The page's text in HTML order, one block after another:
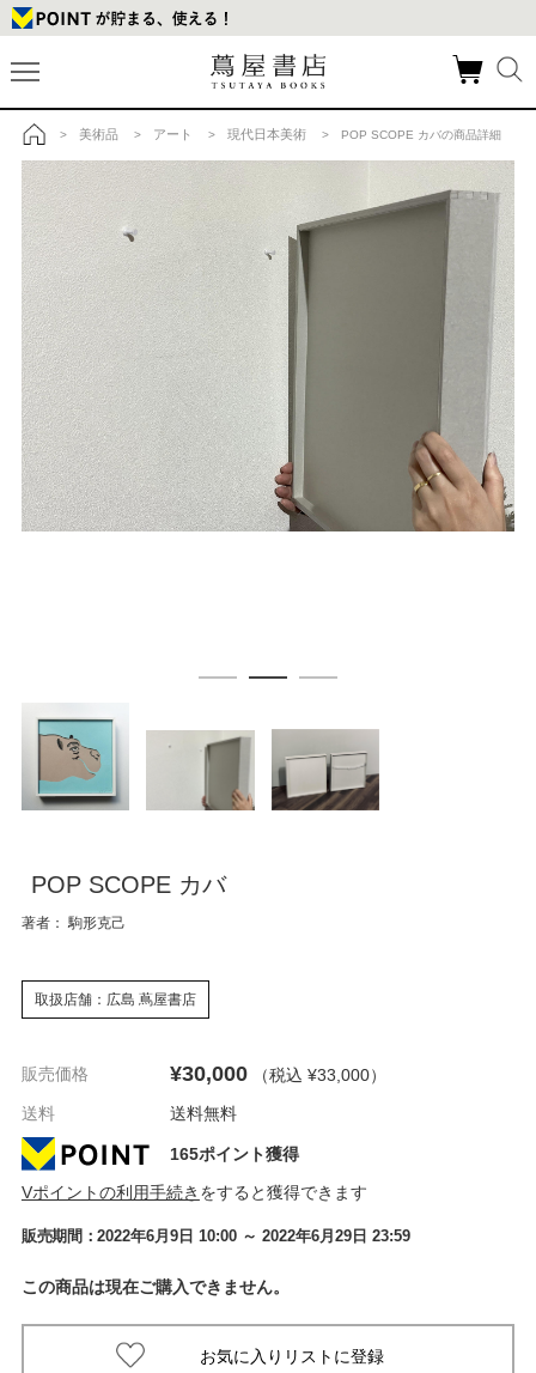
トップ
> 美術品 > アート > 現代日本美術 > POP SCOPE カバの商品詳細
POP SCOPE カバ
著者： 駒形克己
取扱店舗：広島 蔦屋書店
販売価格 ¥30,000 （税込 ¥33,000）
送料
送料無料
165ポイント獲得
Vポイントの利用手続き をすると獲得できます
販売期間：2022年6月9日 10:00 ～ 2022年6月29日 23:59
この商品は現在ご購入できません。